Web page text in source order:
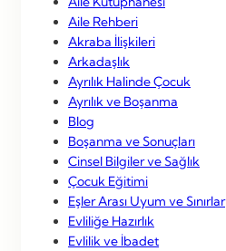
Aile Rehberi
Akraba İlişkileri
Arkadaşlık
Ayrılık Halinde Çocuk
Ayrılık ve Boşanma
Blog
Boşanma ve Sonuçları
Cinsel Bilgiler ve Sağlık
Çocuk Eğitimi
Eşler Arası Uyum ve Sınırlar
Evliliğe Hazırlık
Evlilik ve İbadet